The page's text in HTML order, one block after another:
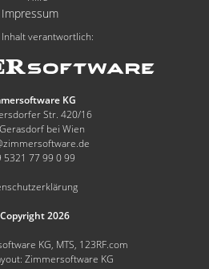
Impressum
Inhalt verantwortlich:
KG
Str. 420/16
bei Wien
5321 77 99 0 99
2026
KG, MTS, 123RF.com
Zimmersoftware KG